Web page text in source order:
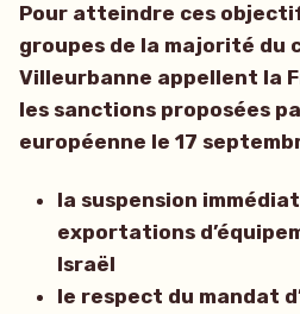
Pour atteindre ces
groupes de la majorité du
Villeurbanne appellent la
les sanctions proposées
européenne le 17
la suspension
exportations
Israël
le respect du mandat